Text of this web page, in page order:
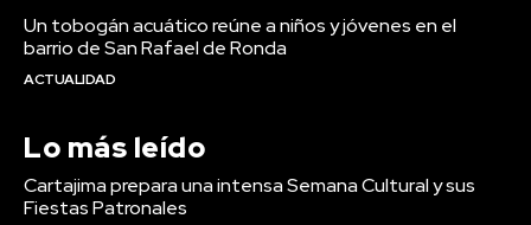
Un tobogán acuático reúne a niños y jóvenes en el
barrio de San Rafael de Ronda
ACTUALIDAD
Lo más leído
Cartajima prepara una intensa Semana Cultural y sus
Fiestas Patronales